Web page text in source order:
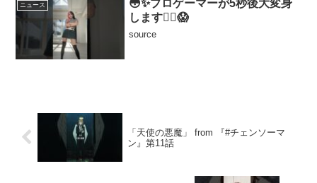
ニュース
😳✨プロゲーマーが5秒後大変身
します😵‍💫😱
source
「天使の悪魔」 from 『#チェンソーマ
ン』第11話